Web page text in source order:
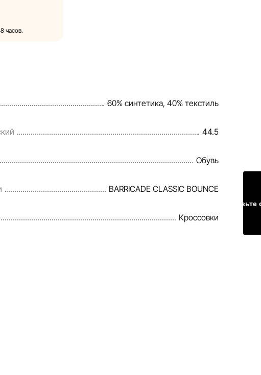
на сайте,
чтобы
часов.
60% синтетика, 40% текстиль
44.5
Обувь
BARRICADE CLASSIC BOUNCE
Кроссовки
Оставьте